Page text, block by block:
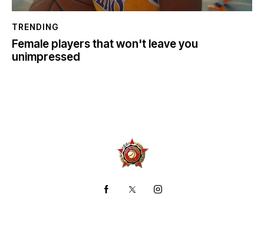
TRENDING
Female players that won't leave you
unimpressed